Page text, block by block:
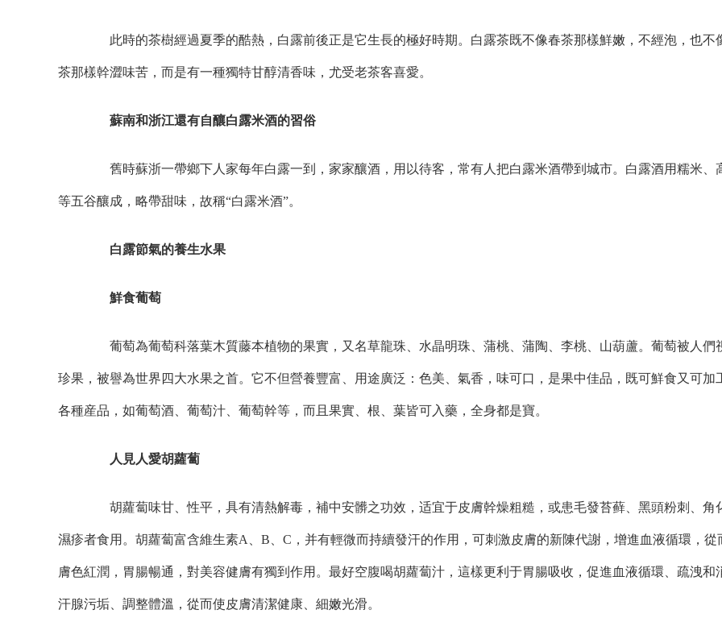
此時的茶樹經過夏季的酷熱，白露前後正是它生長的極好時期。白露茶既不像春茶那樣鮮嫩，不經泡，也不
茶那樣幹澀味苦，而是有一種獨特甘醇清香味，尤受老茶客喜愛。
蘇南和浙江還有自釀白露米酒的習俗
舊時蘇浙一帶鄉下人家每年白露一到，家家釀酒，用以待客，常有人把白露米酒帶到城市。白露酒用糯米、
等五谷釀成，略帶甜味，故稱“白露米酒”。
白露節氣的養生水果
鮮食葡萄
葡萄為葡萄科落葉木質藤本植物的果實，又名草龍珠、水晶明珠、蒲桃、蒲陶、李桃、山葫蘆。葡萄被人們
珍果，被譽為世界四大水果之首。它不但營養豐富、用途廣泛：色美、氣香，味可口，是果中佳品，既可鮮食又可加
各種産品，如葡萄酒、葡萄汁、葡萄幹等，而且果實、根、葉皆可入藥，全身都是寶。
人見人愛胡蘿蔔
胡蘿蔔味甘、性平，具有清熱解毒，補中安髒之功效，适宜于皮膚幹燥粗糙，或患毛發苔藓、黑頭粉刺、角
濕疹者食用。胡蘿蔔富含維生素A、B、C，并有輕微而持續發汗的作用，可刺激皮膚的新陳代謝，增進血液循環，從
膚色紅潤，胃腸暢通，對美容健膚有獨到作用。最好空腹喝胡蘿蔔汁，這樣更利于胃腸吸收，促進血液循環、疏洩和
汗腺污垢、調整體溫，從而使皮膚清潔健康、細嫩光滑。